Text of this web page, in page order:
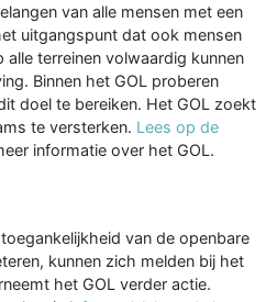
van alle mensen met een
uitgangspunt dat ook mensen
terreinen volwaardig kunnen
Binnen het GOL proberen
doel te bereiken. Het GOL zoekt
te versterken. Lees op de
informatie over het GOL.
van de openbare
kunnen zich melden bij het
het GOL verder actie.